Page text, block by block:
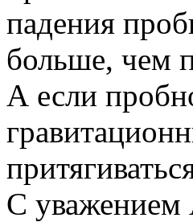
падения
больше, чем
А если
С